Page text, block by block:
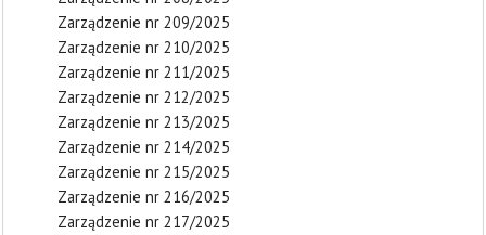
Zarządzenie nr 209/2025
Zarządzenie nr 210/2025
Zarządzenie nr 211/2025
Zarządzenie nr 212/2025
Zarządzenie nr 213/2025
Zarządzenie nr 214/2025
Zarządzenie nr 215/2025
Zarządzenie nr 216/2025
Zarządzenie nr 217/2025